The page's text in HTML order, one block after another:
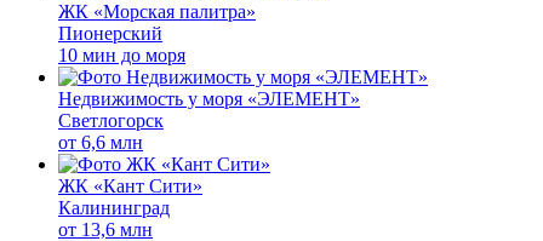
ЖК «Морская палитра»
Пионерский
10 мин до моря
Недвижимость у моря «ЭЛЕМЕНТ»
Светлогорск
от 6,6 млн
ЖК «Кант Сити»
Калининград
от 13,6 млн